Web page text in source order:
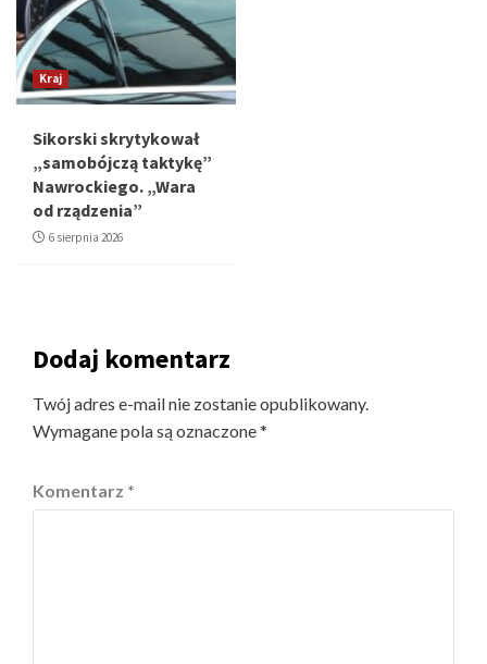
Kraj
Sikorski skrytykował
„samobójczą taktykę”
Nawrockiego. „Wara
od rządzenia”
6 sierpnia 2026
Dodaj komentarz
Twój adres e-mail nie zostanie opublikowany.
Wymagane pola są oznaczone*
Komentarz *